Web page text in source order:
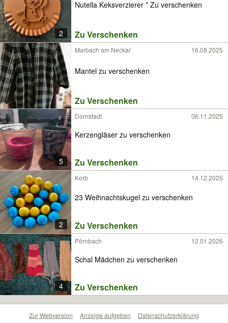
2
Nutella Keksverzierer * Zu verschenken
Zu Verschenken
Marbach am Neckar 16.08.2025
Mantel zu verschenken
Zu Verschenken
5
Dornstadt 06.11.2025
Kerzengläser zu verschenken
Zu Verschenken
2
Korb 14.12.2025
23 Weihnachtskugel zu verschenken
Zu Verschenken
4
Pörnbach 12.01.2026
Schal Mädchen zu verschenken
Zu Verschenken
Zur Webversion Anzeige aufgeben Datenschutzerklärung